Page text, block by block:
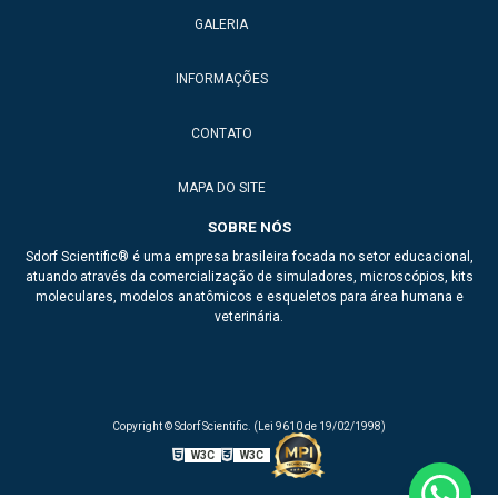
Esqueleto de animais para ensino
Esqueleto de cachorro
Esqueleto de cavalo
GALERIA
INFORMAÇÕES
CONTATO
MAPA DO SITE
SOBRE NÓS
Sdorf Scientific® é uma empresa brasileira focada no setor educacional,
atuando através da comercialização de simuladores, microscópios, kits
moleculares, modelos anatômicos e esqueletos para área humana e
veterinária.
Copyright © Sdorf Scientific. (Lei 9610 de 19/02/1998)
W3C W3C